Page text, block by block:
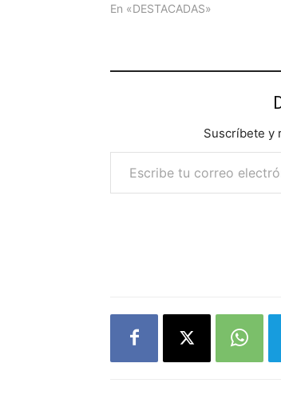
En «DESTACADAS»
Suscríbete y
Escribe tu correo electrónico…